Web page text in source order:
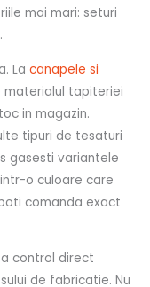
mai mari: seturi
Lacanapele si
tapiteriei
in magazin.
tipuri de tesaturi
gasesti variantele
o culoare care
comanda exact
control direct
de fabricatie. Nu